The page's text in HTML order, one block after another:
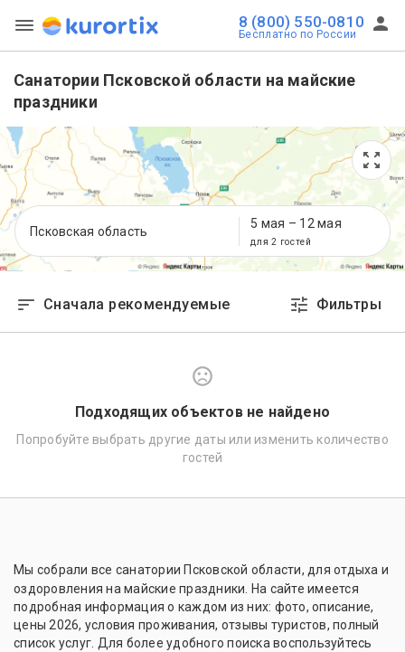
8 (800) 550-0810
Бесплатно по России
Санатории Псковской области на майские
праздники
Псковская область
5 мая – 12 мая
для 2 гостей
Сначала рекомендуемые Фильтры
Подходящих объектов не найдено
Попробуйте выбрать другие даты или изменить количество
гостей
Мы собрали все санатории Псковской области, для отдыха и
оздоровления на майские праздники. На сайте имеется
подробная информация о каждом из них: фото, описание,
цены 2026, условия проживания, отзывы туристов, полный
список услуг. Для более удобного поиска воспользуйтесь